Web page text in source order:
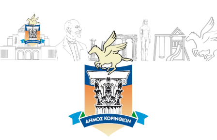
ΔΗΜΟΣ
ΚΟΡΙΝΘΙΩΝ